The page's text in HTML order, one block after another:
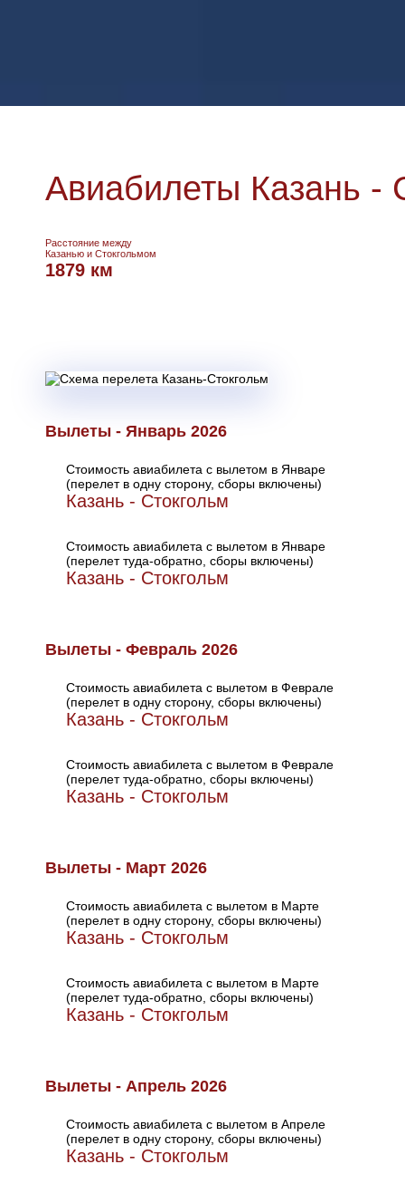
Авиабилеты Казань -
Расстояние между
Казанью и Стокгольмом
1879 км
Вылеты - Январь 2026
Стоимость авиабилета с вылетом в Январе
(перелет в одну сторону, сборы включены)
Казань - Стокгольм
Стоимость авиабилета с вылетом в Январе
(перелет туда-обратно, сборы включены)
Казань - Стокгольм
Вылеты - Февраль 2026
Стоимость авиабилета с вылетом в Феврале
(перелет в одну сторону, сборы включены)
Казань - Стокгольм
Стоимость авиабилета с вылетом в Феврале
(перелет туда-обратно, сборы включены)
Казань - Стокгольм
Вылеты - Март 2026
Стоимость авиабилета с вылетом в Марте
(перелет в одну сторону, сборы включены)
Казань - Стокгольм
Стоимость авиабилета с вылетом в Марте
(перелет туда-обратно, сборы включены)
Казань - Стокгольм
Вылеты - Апрель 2026
Стоимость авиабилета с вылетом в Апреле
(перелет в одну сторону, сборы включены)
Казань - Стокгольм